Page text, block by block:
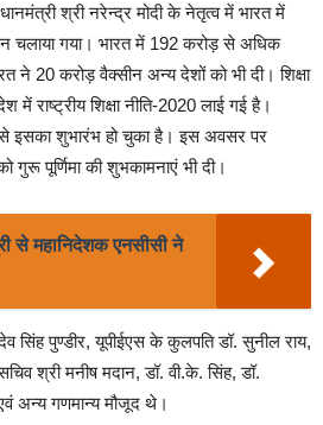
श्री नरेन्द्र मोदी के नेतृत्व में भारत में
चलाया गया। भारत में 192 करोड़ से अधिक
ने 20 करोड़ वैक्सीन अन्य देशों को भी दी। शिक्षा
में राष्ट्रीय शिक्षा नीति-2020 लाई गई है।
से इसका शुभारंभ हो चुका है। इस अवसर पर
गुरू पूर्णिमा की शुभकामनाएं भी दी।
से महानिदेशक एनसीसी ने
सिंह पुण्डीर, यूपीईएस के कुलपति डॉ. सुनील राय,
श्री मनीष मदान, डॉ. वी.के. सिंह, डॉ.
एवं अन्य गणमान्य मौजूद थे।